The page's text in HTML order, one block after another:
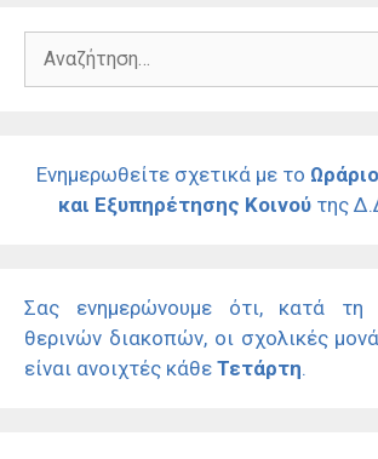
Αναζήτηση
Ενημερωθείτε σχετικά με το
και Εξυπηρέτησης Κοινού της
Σας ενημερώνουμε ότι, κατά τη
θερινών διακοπών, οι σχολικές
είναι ανοιχτές κάθε Τετάρτη.